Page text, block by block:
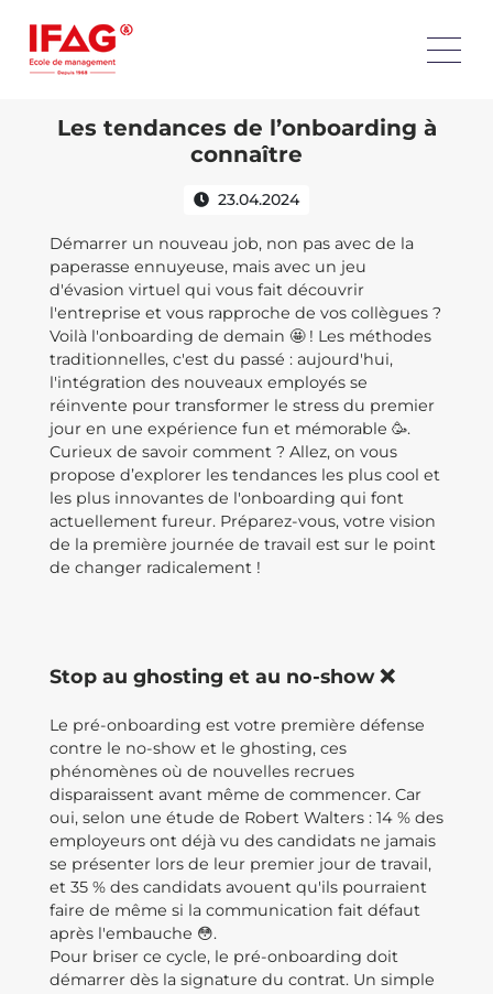
Les tendances de l’onboarding à
connaître
23.04.2024
Démarrer un nouveau job, non pas avec de la
paperasse ennuyeuse, mais avec un jeu
d'évasion virtuel qui vous fait découvrir
l'entreprise et vous rapproche de vos collègues ?
Voilà l'onboarding de demain 🤩 ! Les méthodes
traditionnelles, c'est du passé : aujourd'hui,
l'intégration des nouveaux employés se
réinvente pour transformer le stress du premier
jour en une expérience fun et mémorable 🥳.
Curieux de savoir comment ? Allez, on vous
propose d’explorer les tendances les plus cool et
les plus innovantes de l'onboarding qui font
actuellement fureur. Préparez-vous, votre vision
de la première journée de travail est sur le point
de changer radicalement !
Stop au ghosting et au no-show ❌
Le pré-onboarding est votre première défense
contre le no-show et le ghosting, ces
phénomènes où de nouvelles recrues
disparaissent avant même de commencer. Car
oui, selon une étude de Robert Walters : 14 % des
employeurs ont déjà vu des candidats ne jamais
se présenter lors de leur premier jour de travail,
et 35 % des candidats avouent qu'ils pourraient
faire de même si la communication fait défaut
après l'embauche 😳.
Pour briser ce cycle, le pré-onboarding doit
démarrer dès la signature du contrat. Un simple